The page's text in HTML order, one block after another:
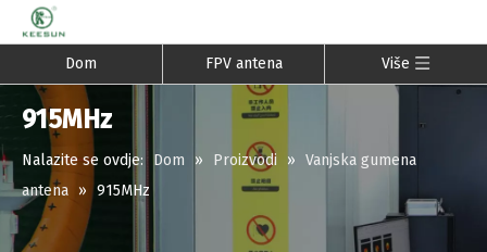
Dom FPV antena Više
915MHz
Nalazite se ovdje: Dom » Proizvodi » Vanjska gumena
antena » 915MHz